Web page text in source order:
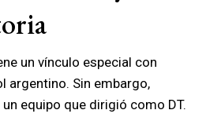
un vínculo especial con
argentino. Sin embargo,
equipo que dirigió como DT.